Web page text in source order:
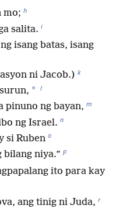
mo; h
salita. i
isang batas, isang
ni Jacob.) k
* l
pinuno ng bayan, m
ng Israel. n
si Ruben o
bilang niya.” p
ito para kay
ang tinig ni Juda, r